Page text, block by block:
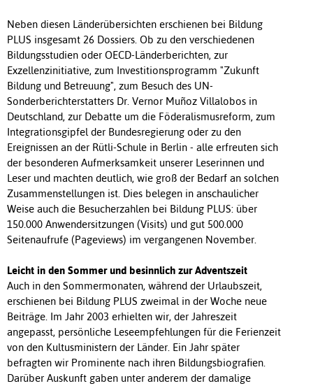
Neben diesen Länderübersichten erschienen bei Bildung
PLUS insgesamt 26 Dossiers. Ob zu den verschiedenen
Bildungsstudien oder OECD-Länderberichten, zur
Exzellenzinitiative, zum Investitionsprogramm "Zukunft
Bildung und Betreuung", zum Besuch des UN-
Sonderberichterstatters Dr. Vernor Muñoz Villalobos in
Deutschland, zur Debatte um die Föderalismusreform, zum
Integrationsgipfel der Bundesregierung oder zu den
Ereignissen an der Rütli-Schule in Berlin - alle erfreuten sich
der besonderen Aufmerksamkeit unserer Leserinnen und
Leser und machten deutlich, wie groß der Bedarf an solchen
Zusammenstellungen ist. Dies belegen in anschaulicher
Weise auch die Besucherzahlen bei Bildung PLUS: über
150.000 Anwendersitzungen (Visits) und gut 500.000
Seitenaufrufe (Pageviews) im vergangenen November.
Leicht in den Sommer und besinnlich zur Adventszeit
Auch in den Sommermonaten, während der Urlaubszeit,
erschienen bei Bildung PLUS zweimal in der Woche neue
Beiträge. Im Jahr 2003 erhielten wir, der Jahreszeit
angepasst, persönliche Leseempfehlungen für die Ferienzeit
von den Kultusministern der Länder. Ein Jahr später
befragten wir Prominente nach ihren Bildungsbiografien.
Darüber Auskunft gaben unter anderem der damalige